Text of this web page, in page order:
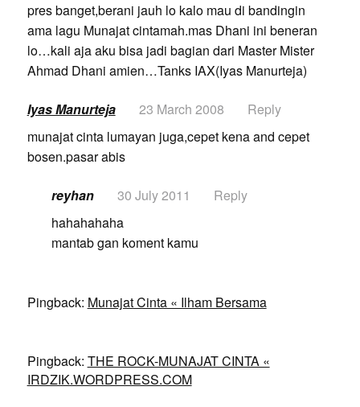
pres banget,berani jauh lo kalo mau di bandingin
ama lagu Munajat cintamah.mas Dhani ini beneran
lo…kali aja aku bisa jadi bagian dari Master Mister
Ahmad Dhani amien…Tanks IAX(Iyas Manurteja)
Iyas Manurteja 23 March 2008
Reply
munajat cinta lumayan juga,cepet kena and cepet
bosen.pasar abis
reyhan 30 July 2011
Reply
hahahahaha
mantab gan koment kamu
Pingback: Munajat Cinta « Ilham Bersama
Pingback: THE ROCK-MUNAJAT CINTA «
IRDZIK.WORDPRESS.COM